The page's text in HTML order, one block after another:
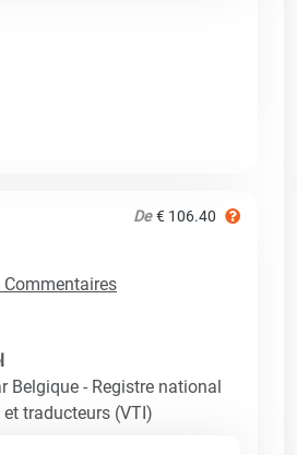
De € 106.40
Commentaires
Belgique - Registre national
traducteurs (VTI)